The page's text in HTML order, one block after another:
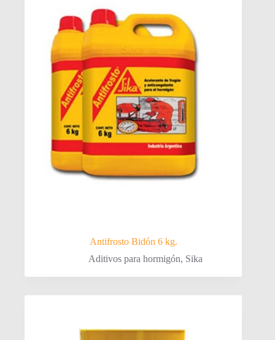
Antifrosto Bidón 6 kg.
Aditivos para hormigón, Sika